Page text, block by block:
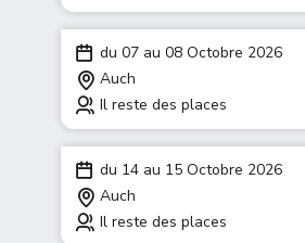
du 07 au 08 Octobre 2026
Auch
Il reste des places
du 14 au 15 Octobre 2026
Auch
Il reste des places